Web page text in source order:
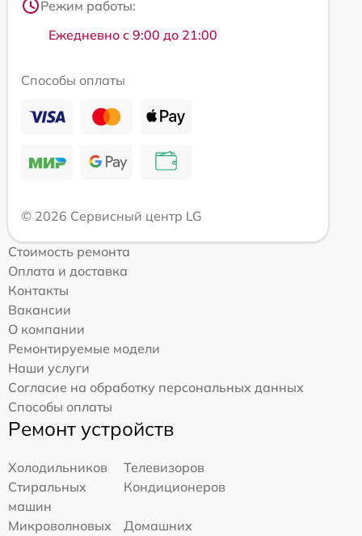
Режим работы:
Ежедневно с 9:00 до 21:00
Способы оплаты
© 2026 Сервисный центр LG
Стоимость ремонта
Оплата и доставка
Контакты
Вакансии
О компании
Ремонтируемые модели
Наши услуги
Согласие на обработку персональных данных
Способы оплаты
Ремонт устройств
Холодильников
Телевизоров
Стиральных
машин
Кондиционеров
Микроволновых
Домашних